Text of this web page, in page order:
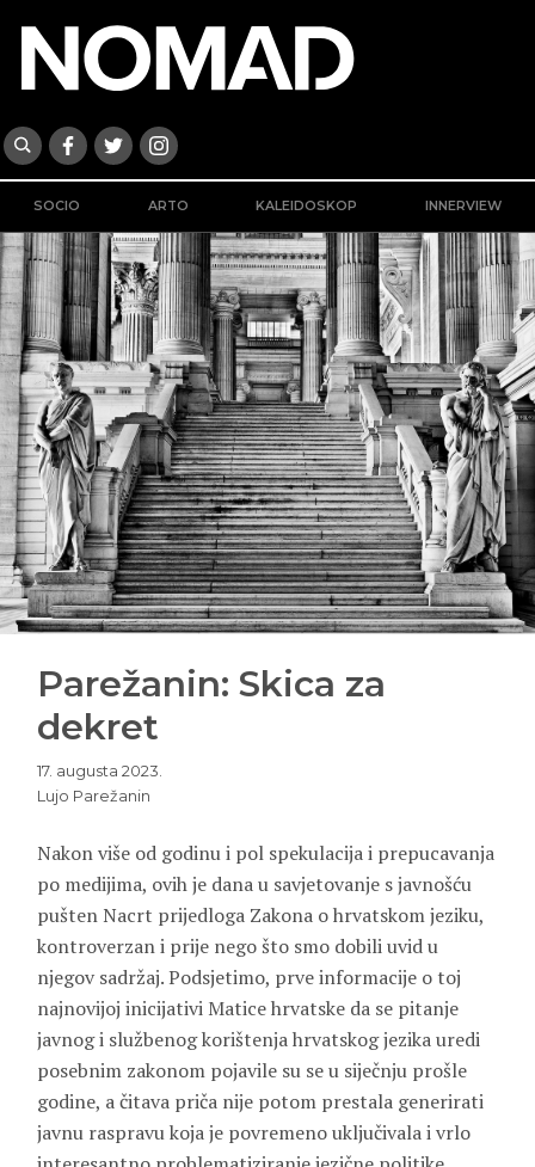
SOCIO ARTO KALEIDOSKOP INNERVIEW
Parežanin: Skica za
dekret
17. augusta 2023.
Lujo Parežanin
Nakon više od godinu i pol spekulacija i prepucavanja
po medijima, ovih je dana u savjetovanje s javnošću
pušten Nacrt prijedloga Zakona o hrvatskom jeziku,
kontroverzan i prije nego što smo dobili uvid u
njegov sadržaj. Podsjetimo, prve informacije o toj
najnovijoj inicijativi Matice hrvatske da se pitanje
javnog i službenog korištenja hrvatskog jezika uredi
posebnim zakonom pojavile su se u siječnju prošle
godine, a čitava priča nije potom prestala generirati
javnu raspravu koja je povremeno uključivala i vrlo